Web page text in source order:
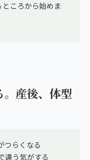
ころから始めま
産後、体型
つらくなる
違う気がする